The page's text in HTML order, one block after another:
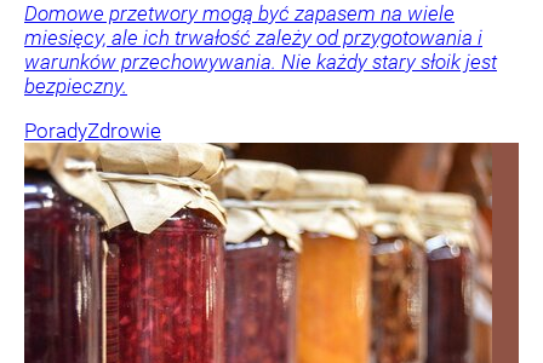
Domowe przetwory mogą być zapasem na wiele
miesięcy, ale ich trwałość zależy od przygotowania i
warunków przechowywania. Nie każdy stary słoik jest
bezpieczny.
PoradyZdrowie